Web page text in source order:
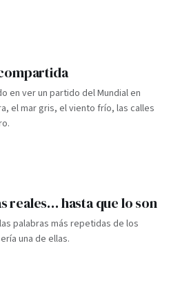
en ver un partido del Mundial en
el mar gris, el viento frío, las calles
reales… hasta que lo son
palabras más repetidas de los
una de ellas.